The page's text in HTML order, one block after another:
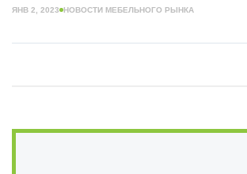
ЯНВ 2, 2023 НОВОСТИ МЕБЕЛЬНОГО РЫНКА